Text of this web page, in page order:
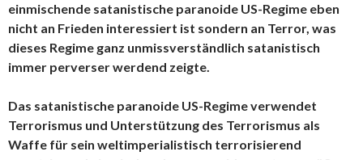
einmischende satanistische paranoide US-Regime eben
nicht an Frieden interessiert ist sondern an Terror, was
dieses Regime ganz unmissverständlich satanistisch
immer perverser werdend zeigte.
Das satanistische paranoide US-Regime verwendet
Terrorismus und Unterstützung des Terrorismus als
Waffe für sein weltimperialistisch terrorisierend